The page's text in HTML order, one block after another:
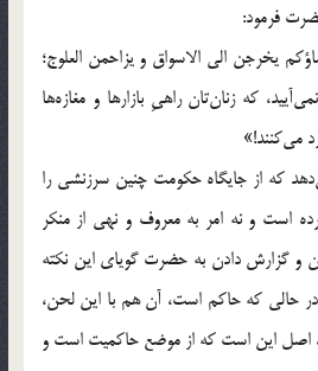
فرمود:
يخرجن الی الاسواق و يزاحمن العلوج؛
که زنان‌تان راهیِ بازارها و مغازه‌ها
می‌کنند!»
که از جايگاه حکومت چنين سرزنشی را
است و نه امر به معروف و نهی از منکر
گزارش دادن به حضرت گويای اين نکته
حالی که حاکم است، آن هم با اين لحن،
اصل اين است که از موضع حاکميت است و